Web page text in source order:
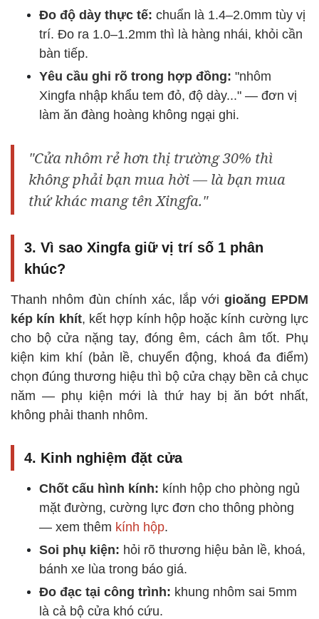
Đo độ dày thực tế: chuẩn là 1.4–2.0mm tùy vị
trí. Đo ra 1.0–1.2mm thì là hàng nhái, khỏi cần
bàn tiếp.
Yêu cầu ghi rõ trong hợp đồng: "nhôm
Xingfa nhập khẩu tem đỏ, độ dày..." — đơn vị
làm ăn đàng hoàng không ngại ghi.
"Cửa nhôm rẻ hơn thị trường 30% thì
không phải bạn mua hời — là bạn mua
thứ khác mang tên Xingfa."
3. Vì sao Xingfa giữ vị trí số 1 phân
khúc?
Thanh nhôm đùn chính xác, lắp vớigioăng EPDM
kép kín khít, kết hợp kính hộp hoặc kính cường lực
cho bộ cửa nặng tay, đóng êm, cách âm tốt. Phụ
kiện kim khí (bản lề, chuyển động, khoá đa điểm)
chọn đúng thương hiệu thì bộ cửa chạy bền cả chục
năm — phụ kiện mới là thứ hay bị ăn bớt nhất,
không phải thanh nhôm.
4. Kinh nghiệm đặt cửa
Chốt cấu hình kính: kính hộp cho phòng ngủ
mặt đường, cường lực đơn cho thông phòng
— xem thêm kính hộp.
Soi phụ kiện: hỏi rõ thương hiệu bản lề, khoá,
bánh xe lùa trong báo giá.
Đo đạc tại công trình: khung nhôm sai 5mm
là cả bộ cửa khó cứu.